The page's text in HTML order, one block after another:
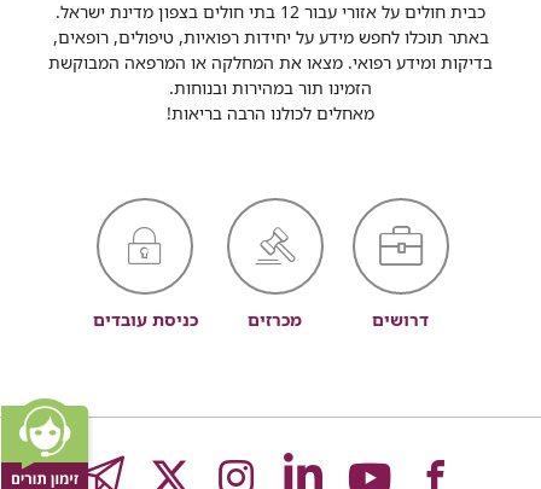
כבית חולים על אזורי עבור 12 בתי חולים בצפון מדינת ישראל.
באתר תוכלו לחפש מידע על יחידות רפואיות, טיפולים, רופאים,
בדיקות ומידע רפואי. מצאו את המחלקה או המרפאה המבוקשת
הזמינו תור במהירות ובנוחות.
מאחלים לכולנו הרבה בריאות!
דרושים מכרזים כניסת עובדים